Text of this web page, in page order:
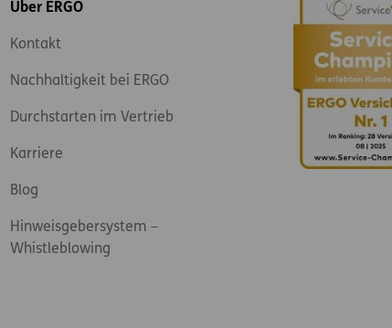
Über ERGO
Kontakt
Nachhaltigkeit bei ERGO
Durchstarten im Vertrieb
Karriere
Blog
Hinweisgebersystem –
Whistleblowing